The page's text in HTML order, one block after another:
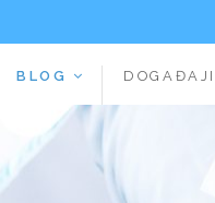
after the opening tag:
BLOG DOGAĐAJI